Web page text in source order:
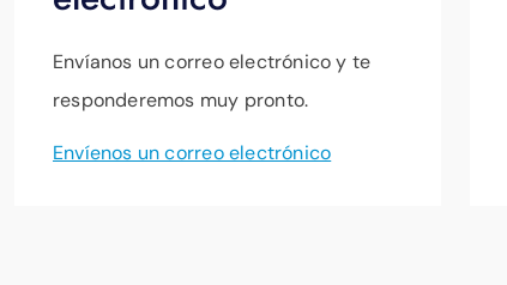
Envíanos un correo electrónico y te
responderemos muy pronto.
Envíenos un correo electrónico